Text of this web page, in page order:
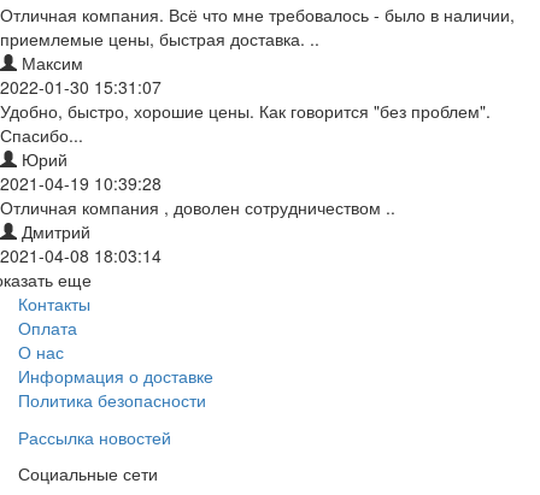
Отличная компания. Всё что мне требовалось - было в наличии,
приемлемые цены, быстрая доставка. ..
Максим
2022-01-30 15:31:07
Удобно, быстро, хорошие цены. Как говорится "без проблем".
Спасибо...
Юрий
2021-04-19 10:39:28
Отличная компания , доволен сотрудничеством ..
Дмитрий
2021-04-08 18:03:14
еще
Контакты
Оплата
О нас
Информация о доставке
Политика безопасности
Рассылка новостей
Социальные сети